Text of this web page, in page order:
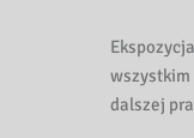
wszystkim
dalszej